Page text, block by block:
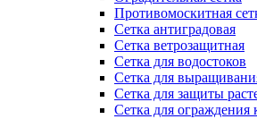
Противомоскитная
Сетка антиградовая
Сетка ветрозащитная
Сетка для водостоков
Сетка для
Сетка для защиты
Сетка для ограждения